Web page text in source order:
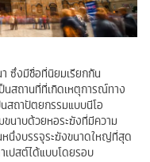
ซึ่งมีชื่อที่นิยมเรียกกัน
นสถานที่ที่เกิดเหตุการณ์ทาง
สถาปัตยกรรมแบบนีโอ
นาบด้วยหอระฆังที่มีความ
นึ่งบรรจุระฆังขนาดใหญ่ที่สุด
เปสต์ได้แบบโดยรอบ